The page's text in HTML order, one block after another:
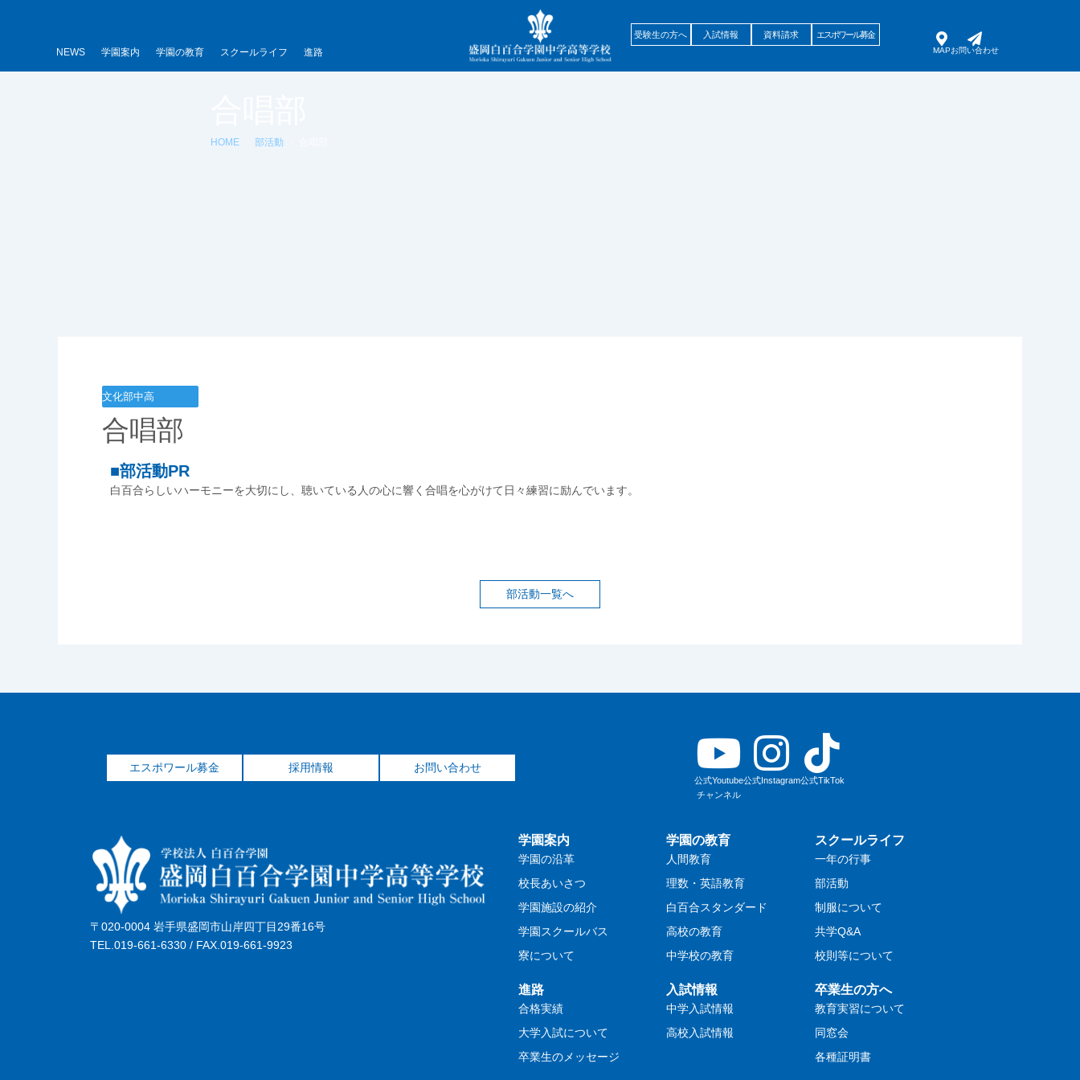
NEWS 学園案内 学園の教育 スクールライフ 進路 MAPお問い合わせ
受験生の方へ 入試情報 資料請求 エスポワール募金
HOME 部活動
文化部中高
合唱部
■部活動PR
白百合らしいハーモニーを大切にし、聴いている人の心に響く合唱を心がけて日々練習に励んでいます。
部活動一覧へ
エスポワール募金 採用情報 お問い合わせ
公式Youtube
チャンネル
公式Instagram公式TikTok
〒020-0004 岩手県盛岡市山岸四丁目29番16号
TEL.019-661-6330 / FAX.019-661-9923
学園案内
学園の沿革
校長あいさつ
学園施設の紹介
学園スクールバス
寮について
学園の教育
人間教育
理数・英語教育
白百合スタンダード
高校の教育
中学校の教育
スクールライフ
一年の行事
部活動
制服について
共学Q&A
校則等について
進路
合格実績
大学入試について
卒業生のメッセージ
入試情報
中学入試情報
高校入試情報
卒業生の方へ
教育実習について
同窓会
各種証明書